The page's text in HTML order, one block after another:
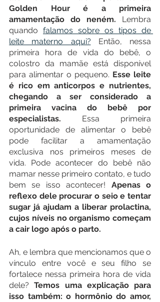
Golden Hour é a primeira
amamentação do neném. Lembra
quando falamos sobre os tipos de
leite materno aqui? Então, nessa
primeira hora de vida do bebê, o
colostro da mamãe está disponível
para alimentar o pequeno. Esse leite
é rico em anticorpos e nutrientes,
chegando a ser considerado a
primeira vacina do bebê por
especialistas. Essa primeira
oportunidade de alimentar o bebê
pode facilitar a amamentação
exclusiva nos primeiros meses de
vida. Pode acontecer do bebê não
mamar nesse primeiro contato, e tudo
bem se isso acontecer! Apenas o
reflexo dele procurar o seio e tentar
sugar já ajudam a liberar prolactina,
cujos níveis no organismo começam
a cair logo após o parto.
Ah, e lembra que mencionamos que o
vínculo entre você e seu filho se
fortalece nessa primeira hora de vida
dele? Temos uma explicação para
isso também: o hormônio do amor,